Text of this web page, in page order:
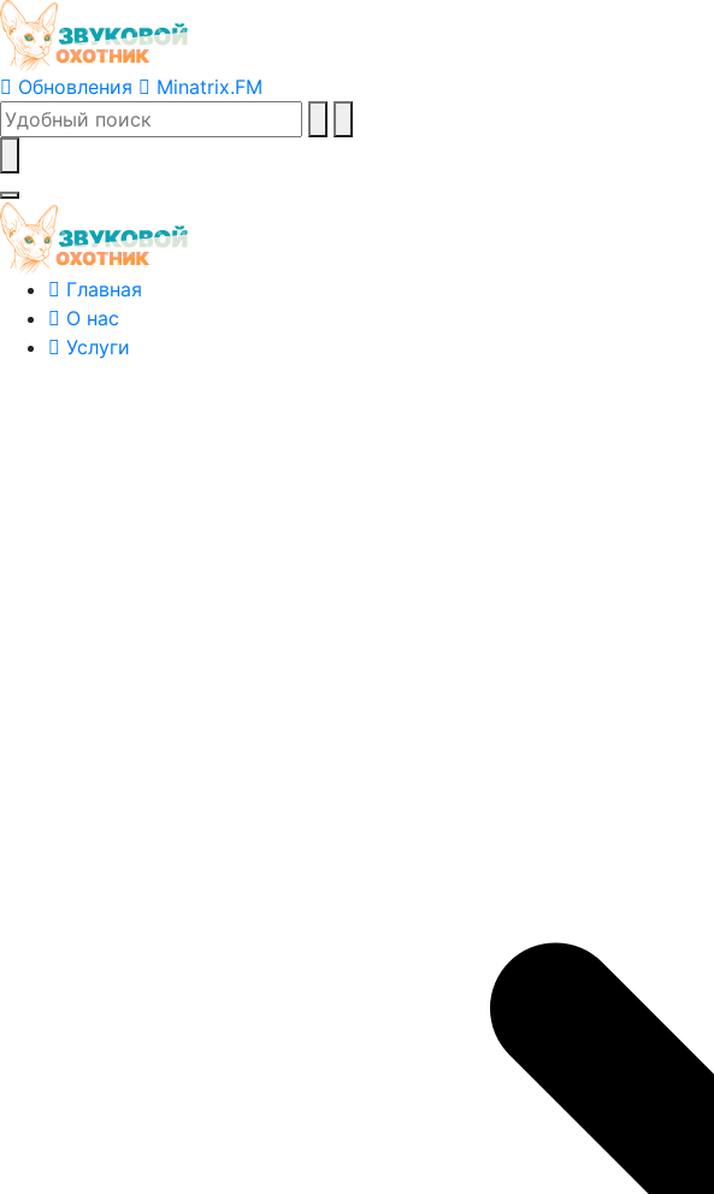
Обновления Minatrix.FM
Главная
О нас
Услуги